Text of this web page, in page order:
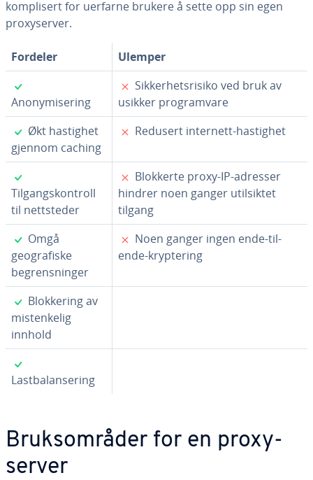
komplisert for uerfarne brukere å sette opp sin egen
proxyserver.
Fordeler
Ulemper
Anonymisering
✗
Sikkerhetsrisiko ved bruk av
usikker programvare
✓
Økt hastighet
gjennom caching
✗
Redusert internett-hastighet
Tilgangskontroll
til nettsteder
✗
Blokkerte proxy-IP-adresser
hindrer noen ganger utilsiktet
tilgang
✓
Omgå
geografiske
begrensninger
✗
Noen ganger ingen ende-til-
ende-kryptering
✓
Blokkering av
mistenkelig
innhold
Lastbalansering
Bruksområder for en proxy-
server